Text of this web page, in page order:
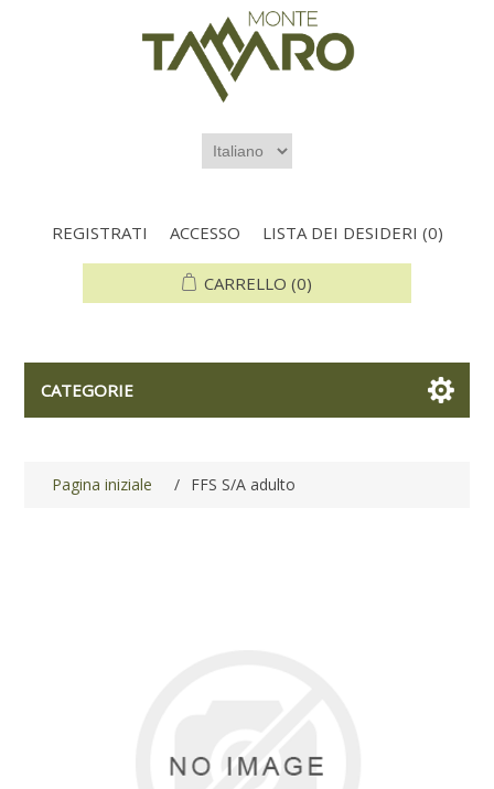
REGISTRATI ACCESSO LISTA DEI DESIDERI (0)
CARRELLO (0)
CATEGORIE
Pagina iniziale / FFS S/A adulto